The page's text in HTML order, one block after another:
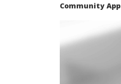
Community App